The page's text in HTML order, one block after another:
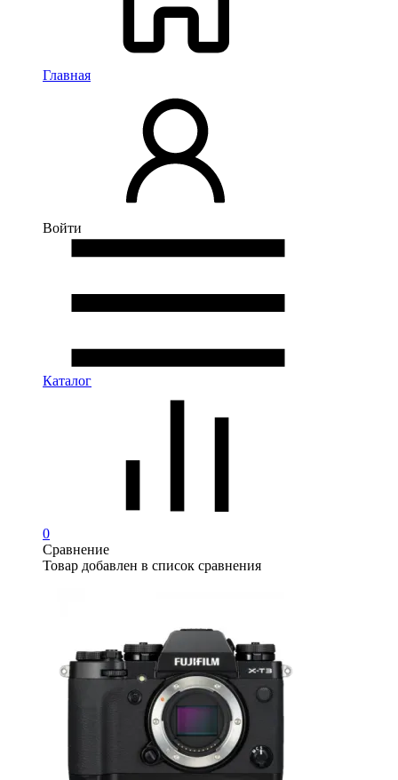
Главная
Войти
Каталог
0
Сравнение
Товар добавлен в список сравнения